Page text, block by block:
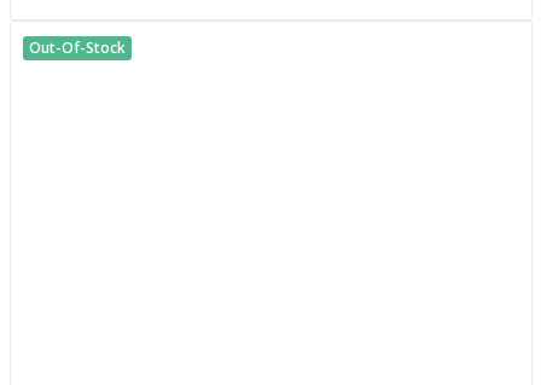
Out-Of-Stock